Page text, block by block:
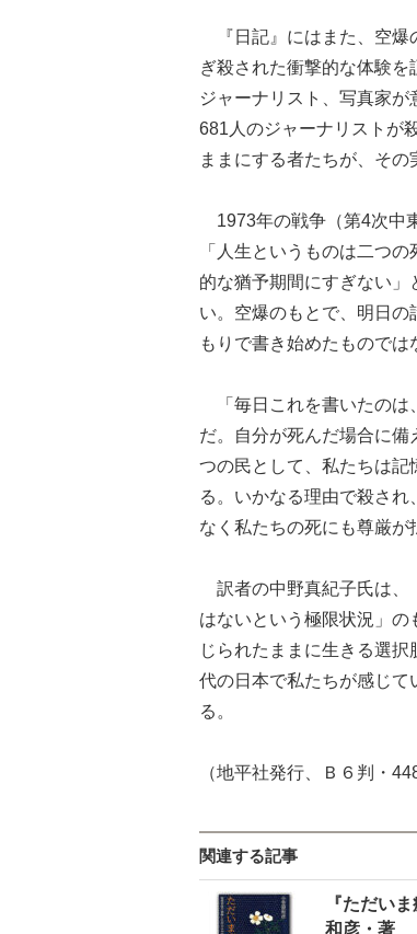
『日記』にはまた、空爆
ぎ殺された衝撃的な体験
ジャーナリスト、写真家が
681人のジャーナリストが
ままにする者たちが、その
1973年の戦争（第4次中
「人生というものは二つ
的な猶予期間にすぎない
い。空爆のもとで、明日
もりで書き始めたものでは
「毎日これを書いたのは
だ。自分が死んだ場合に
つの民として、私たちは
る。いかなる理由で殺さ
なく私たちの死にも尊厳が
訳者の中野真紀子氏は、
はないという極限状況」
じられたままに生きる選
代の日本で私たちが感じ
る。
（地平社発行、Ｂ６判・
関連する記事
『ただい
和彦・著